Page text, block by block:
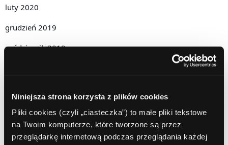
Niniejsza strona korzysta z plików cookies
Pliki cookies (czyli „ciasteczka”) to małe pliki tekstowe
na Twoim komputerze, które tworzone są przez
przeglądarkę internetową podczas przeglądania każdej
luty 2020
grudzień 2019
październik 2019
maj 2019
kwiecień 2019